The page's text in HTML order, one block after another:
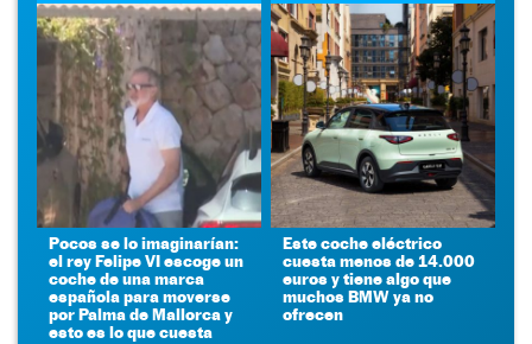
Pocos se lo imaginarían:
el rey Felipe VI escoge un
coche de una marca
española para moverse
por Palma de Mallorca y
esto es lo que cuesta
Este coche eléctrico
cuesta menos de 14.000
euros y tiene algo que
muchos BMW ya no
ofrecen